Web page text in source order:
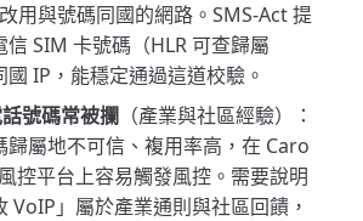
改用與號碼同國的網路。SMS-Act 提
信 SIM 卡號碼（HLR 可查歸屬
IP，能穩定通過這道校驗。
號碼常被攔 （產業與社區經驗）：
歸屬地不可信、複用率高，在 Caro
控平台上容易觸發風控。需要說明
VoIP」屬於產業通則與社區回饋，